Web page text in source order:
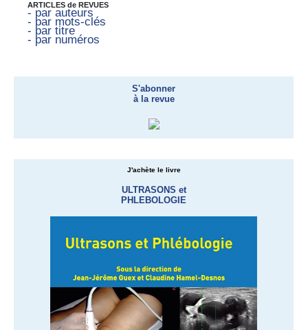
ARTICLES de REVUES
- par auteurs
- par mots-clés
- par titre
- par numéros
S'abonner
à la revue
J'achète le livre
ULTRASONS et
PHLEBOLOGIE